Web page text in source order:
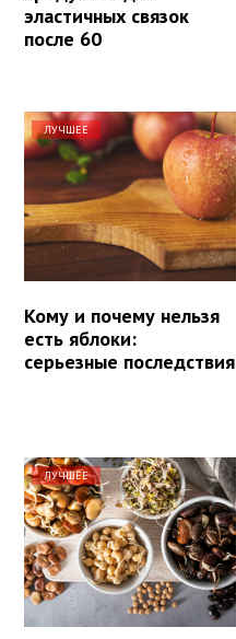
эластичных связок
после 60
ЛУЧШЕЕ
Кому и почему нельзя
есть яблоки:
серьезные последствия
ЛУЧШЕЕ